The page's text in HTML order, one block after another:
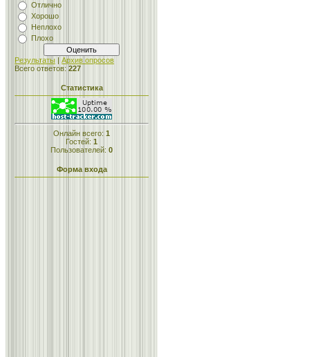
Отлично
Хорошо
Неплохо
Плохо
Результаты | Архив опросов
Всего ответов: 227
Статистика
Онлайн всего: 1
Гостей: 1
Пользователей: 0
Форма входа